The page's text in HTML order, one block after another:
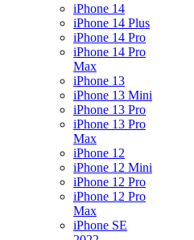
iPhone 14
iPhone 14 Plus
iPhone 14 Pro
iPhone 14 Pro
Max
iPhone 13
iPhone 13 Mini
iPhone 13 Pro
iPhone 13 Pro
Max
iPhone 12
iPhone 12 Mini
iPhone 12 Pro
iPhone 12 Pro
Max
iPhone SE